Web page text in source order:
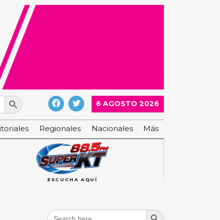
Search Button
6 AGOSTO 2026
Regionales Nacionales Más
ESCUCHA AQUÍ
Search
Search Button